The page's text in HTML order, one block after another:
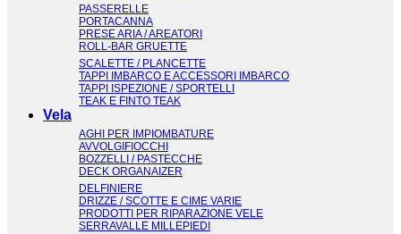
PASSERELLE
PORTACANNA
PRESE ARIA / AREATORI
ROLL-BAR GRUETTE
SCALETTE / PLANCETTE
TAPPI IMBARCO E ACCESSORI IMBARCO
TAPPI ISPEZIONE / SPORTELLI
TEAK E FINTO TEAK
Vela
AGHI PER IMPIOMBATURE
AVVOLGIFIOCCHI
BOZZELLI / PASTECCHE
DECK ORGANAIZER
DELFINIERE
DRIZZE / SCOTTE E CIME VARIE
PRODOTTI PER RIPARAZIONE VELE
SERRAVALLE MILLEPIEDI